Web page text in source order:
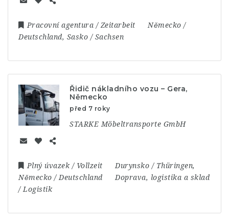
Pracovní agentura / Zeitarbeit
Německo /
Deutschland, Sasko / Sachsen
Řidič nákladního vozu – Gera,
Německo
před 7 roky
STARKE Möbeltransporte GmbH
Plný úvazek / Vollzeit Durynsko / Thüringen,
Německo / Deutschland
Doprava, logistika a sklad
/ Logistik